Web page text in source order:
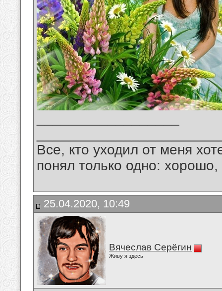
Все, кто уходил от меня
понял только одно:
25.04.2020, 10:49
Вячеслав Серёгин
Живу я здесь